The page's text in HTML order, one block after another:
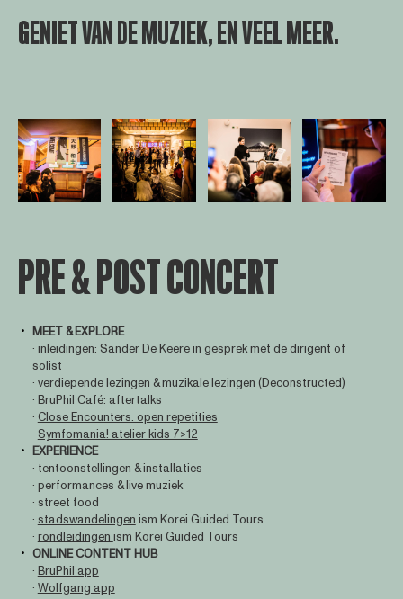
GENIET VAN DE MUZIEK, EN VEEL MEER.
Open afbeelding in popupOpen afbeelding in popupOpen afbeelding in popup
Open
PRE & POST CONCERT
MEET & EXPLORE
· inleidingen: Sander De Keere in gesprek met de dirigent of
solist
· verdiepende lezingen & muzikale lezingen (Deconstructed)
· BruPhil Café: aftertalks
· Close Encounters: open repetities
· Symfomania! atelier kids 7>12
EXPERIENCE
· tentoonstellingen & installaties
· performances & live muziek
· street food
· stadswandelingen ism Korei Guided Tours
· rondleidingen ism Korei Guided Tours
ONLINE CONTENT HUB
· BruPhil app
· Wolfgang app